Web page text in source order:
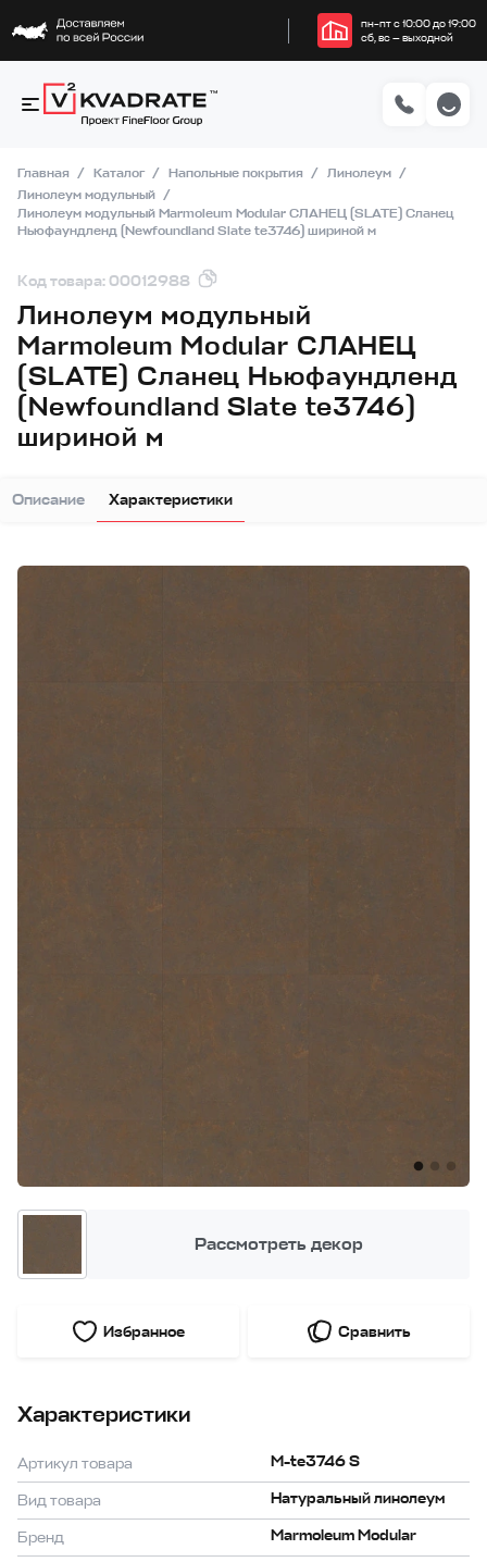
пн–пт с 10:00 до 19:00
сб, вс — выходной
Главная Каталог Напольные покрытия
Линолеум
Линолеум модульный
Линолеум модульный Marmoleum Modular СЛАНЕЦ (SLATE) Сланец
Ньюфаундленд (Newfoundland Slate te3746) шириной м
Код товара: 00012988
Линолеум модульный
Marmoleum Modular СЛАНЕЦ
(SLATE) Сланец Ньюфаундленд
(Newfoundland Slate te3746)
шириной м
Описание Характеристики
Рассмотреть декор
Избранное Сравнить
Характеристики
Артикул товара M-te3746 S
Вид товара Натуральный линолеум
Бренд Marmoleum Modular